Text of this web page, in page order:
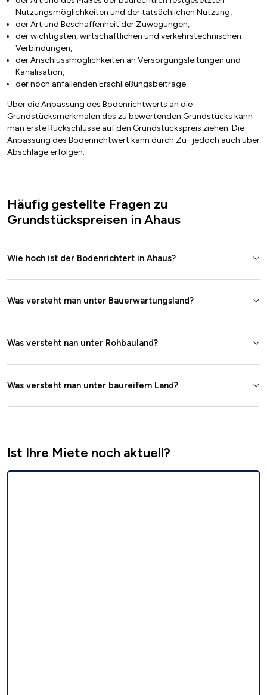
Nutzungsmöglichkeiten und der tatsächlichen Nutzung,
der Art und Beschaffenheit der Zuwegungen,
der wichtigsten, wirtschaftlichen und verkehrstechnischen
Verbindungen,
der Anschlussmöglichkeiten an Versorgungsleitungen und
Kanalisation,
der noch anfallenden Erschließungsbeiträge.
Über die Anpassung des Bodenrichtwerts an die
Grundstücksmerkmalen des zu bewertenden Grundstücks kann
man erste Rückschlüsse auf den Grundstückspreis ziehen. Die
Anpassung des Bodenrichtwert kann durch Zu- jedoch auch über
Abschläge erfolgen.
Häufig gestellte Fragen zu
Grundstückspreisen in Ahaus
Wie hoch ist der Bodenrichtert in Ahaus?
Was versteht man unter Bauerwartungsland?
Was versteht nan unter Rohbauland?
Was versteht man unter baureifem Land?
Ist Ihre Miete noch aktuell?